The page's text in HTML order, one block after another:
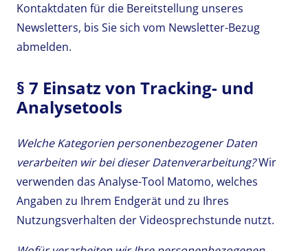
Kontaktdaten für die Bereitstellung unseres
Newsletters, bis Sie sich vom Newsletter-Bezug
abmelden.
§ 7 Einsatz von Tracking- und
Analysetools
Welche Kategorien personenbezogener Daten
verarbeiten wir bei dieser Datenverarbeitung?Wir
verwenden das Analyse-Tool Matomo, welches
Angaben zu Ihrem Endgerät und zu Ihres
Nutzungsverhalten der Videosprechstunde nutzt.